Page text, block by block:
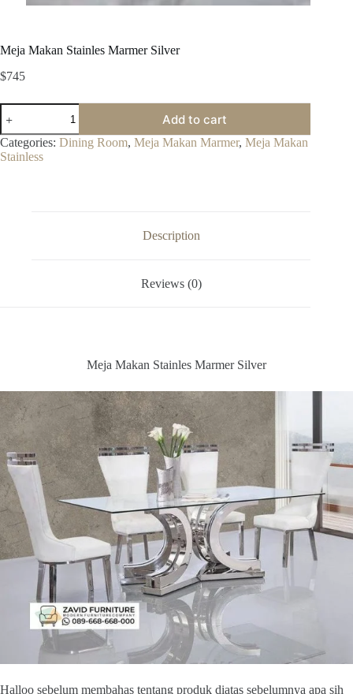
Meja Makan Stainles Marmer Silver
$745
Meja
Makan
Stainles
Marmer
Silver
Add to cart
Categories: Dining Room, Meja Makan Marmer, Meja Makan
Stainless
Description
Reviews (0)
Meja Makan Stainles Marmer Silver
Halloo sebelum membahas tentang produk diatas sebelumnya apa sih